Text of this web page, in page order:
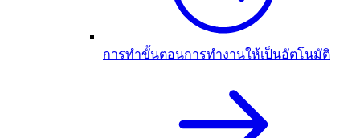
การทำขั้นตอนการทำงานให้เป็นอัตโนมัติ